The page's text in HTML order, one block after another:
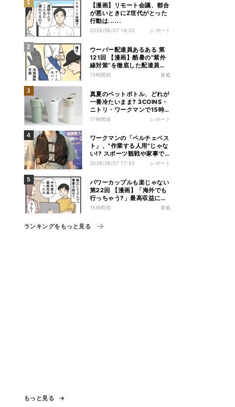
【漫画】リモート会議、都合
が悪いときにZ世代がとった
行動は......
2026/08/07 16:03 レポート
ウーバー配達員あるある 第
121回 【漫画】酷暑の“紫外
線対策”を徹底した配達員
が、数カ月後に絶句した理由
15時間前 連載
真夏のペットボトル、どれが
一番冷たいまま? 3COINS・
ニトリ・ワークマンで15時間
検証してみた
17時間前 レポート
ワークマンの「ペルチェベス
ト」、"作業する人用"じゃな
い!? スポーツ観戦や家事で
の熱中症&冷え対策に――話
2026/08/07 17:53 レポート
パワーカップルも楽じゃない
第22回 【漫画】「海外でも
行っちゃう?」最高収益に喜
ぶ夫婦、直後に届いた“通知
15時間前 連載
ランキングをもっと見る
もっと見る